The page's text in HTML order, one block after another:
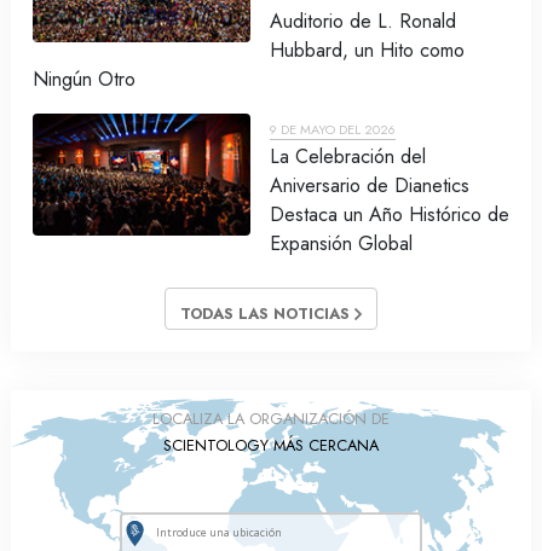
Auditorio de L. Ronald
Hubbard, un Hito como
Ningún Otro
9 DE MAYO DEL 2026
La Celebración del
Aniversario de Dianetics
Destaca un Año Histórico de
Expansión Global
TODAS LAS NOTICIAS
LOCALIZA LA ORGANIZACIÓN DE
SCIENTOLOGY MÁS CERCANA